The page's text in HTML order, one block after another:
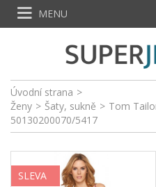
Úvodní strana >
Ženy > Šaty, sukně > Tom
50130200070/5417
SLEVA
MENU